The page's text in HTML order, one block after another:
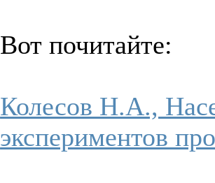
Вот почитайте:
Колесов Н.А.,
экспериментов